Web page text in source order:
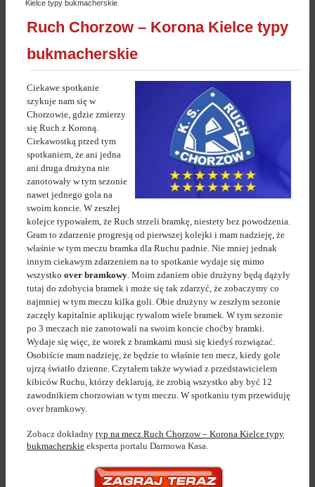
Kielce typy bukmacherskie
Ruch Chorzow – Korona Kielce typy
bukmacherskie
Ciekawe spotkanie
szykuje nam się w
Chorzowie, gdzie zmierzy
się Ruch z Koroną.
Ciekawostką przed tym
spotkaniem, że ani jedna
ani druga drużyna nie
zanotowały w tym sezonie
nawet jednego gola na
swoim koncie. W zeszłej
kolejce typowałem, że Ruch strzeli bramkę, niestety bez powodzenia.
Gram to zdarzenie progresją od pierwszej kolejki i mam nadzieję, że
właśnie w tym meczu bramka dla Ruchu padnie. Nie mniej jednak
innym ciekawym zdarzeniem na to spotkanie wydaje się mimo
wszystko over bramkowy. Moim zdaniem obie drużyny będą dążyły
tutaj do zdobycia bramek i może się tak zdarzyć, że zobaczymy co
najmniej w tym meczu kilka goli. Obie drużyny w zeszłym sezonie
zaczęły kapitalnie aplikując rywalom wiele bramek. W tym sezonie
po 3 meczach nie zanotowali na swoim koncie choćby bramki.
Wydaje się więc, że worek z bramkami musi się kiedyś rozwiązać.
Osobiście mam nadzieję, że będzie to właśnie ten mecz, kiedy gole
ujrzą światło dzienne. Czytałem także wywiad z przedstawicielem
kibiców Ruchu, którzy deklarują, że zrobią wszystko aby być 12
zawodnikiem chorzowian w tym meczu. W spotkaniu tym przewiduję
over bramkowy.
Zobacz dokładny typ na mecz Ruch Chorzow – Korona Kielce typy
bukmacherskie eksperta portalu Darmowa Kasa.